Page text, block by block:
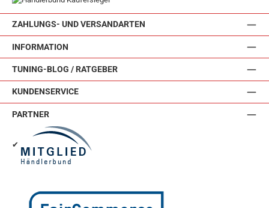
ZAHLUNGS- UND VERSANDARTEN
INFORMATION
TUNING-BLOG / RATGEBER
KUNDENSERVICE
PARTNER
✔